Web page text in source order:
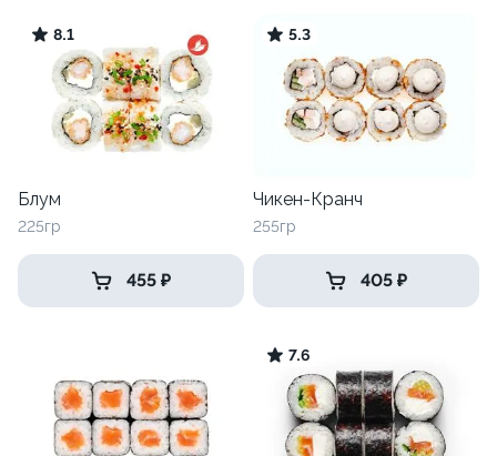
8.1
Блум
225гр
455 ₽
5.3
Чикен-Кранч
255гр
405 ₽
7.6